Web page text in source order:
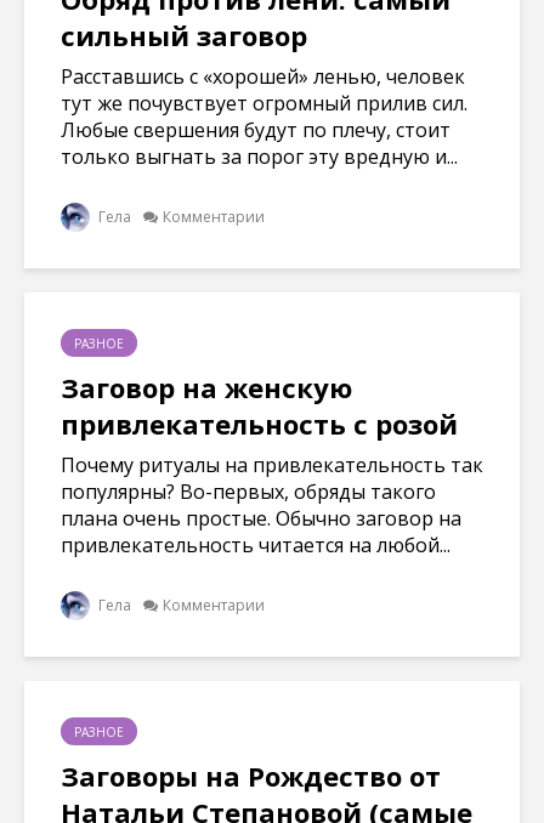
сильный заговор
Расставшись с «хорошей» ленью, человек
тут же почувствует огромный прилив сил.
Любые свершения будут по плечу, стоит
только выгнать за порог эту вредную и...
Гела Комментарии
РАЗНОЕ
Заговор на женскую
привлекательность с розой
Почему ритуалы на привлекательность так
популярны? Во-первых, обряды такого
плана очень простые. Обычно заговор на
привлекательность читается на любой...
Гела Комментарии
РАЗНОЕ
Заговоры на Рождество от
Натальи Степановой (самые